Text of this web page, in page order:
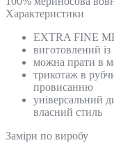
Характеристики
EXTRA FINE
виготовлений
можна прати в
трикотаж в
провисанню
універсальний
власний стиль
Замiри по виробу